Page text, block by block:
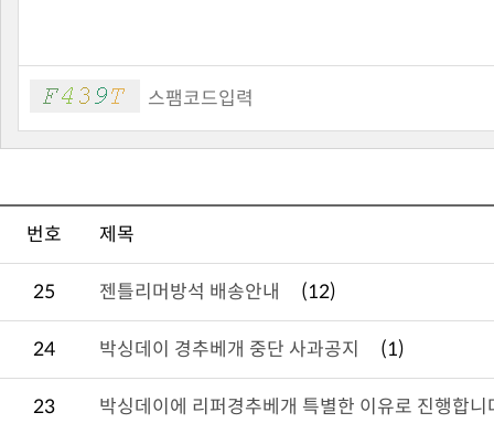
번호 제목
25 젠틀리머방석 배송안내 (12)
24 박싱데이 경추베개 중단 사과공지 (1)
23 박싱데이에 리퍼경추베개 특별한 이유로 진행합니